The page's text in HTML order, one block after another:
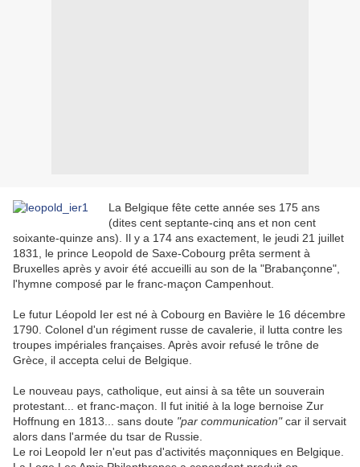
La Belgique fête cette année ses 175 ans
(dites cent septante-cinq ans et non cent
soixante-quinze ans). Il y a 174 ans exactement, le jeudi 21 juillet
1831, le prince Leopold de Saxe-Cobourg prêta serment à
Bruxelles après y avoir été accueilli au son de la "Brabançonne",
l'hymne composé par le franc-maçon Campenhout.
Le futur Léopold Ier est né à Cobourg en Bavière le 16 décembre
1790. Colonel d'un régiment russe de cavalerie, il lutta contre les
troupes impériales françaises. Après avoir refusé le trône de
Grèce, il accepta celui de Belgique.
Le nouveau pays, catholique, eut ainsi à sa tête un souverain
protestant... et franc-maçon. Il fut initié à la loge bernoise Zur
Hoffnung en 1813... sans doute "par communication"car il servait
alors dans l'armée du tsar de Russie.
Le roi Leopold Ier n'eut pas d'activités maçonniques en Belgique.